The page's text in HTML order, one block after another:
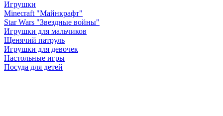
Игрушки
Minecraft "Майнкрафт"
Star Wars "Звездные войны"
Игрушки для мальчиков
Щенячий патруль
Игрушки для девочек
Настольные игры
Посуда для детей